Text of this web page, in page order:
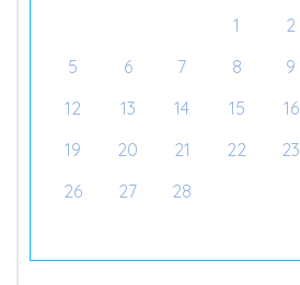
1
2
5
6 7 8 9
12
13 14 15 16
19
20 21 22 23
26
27 28